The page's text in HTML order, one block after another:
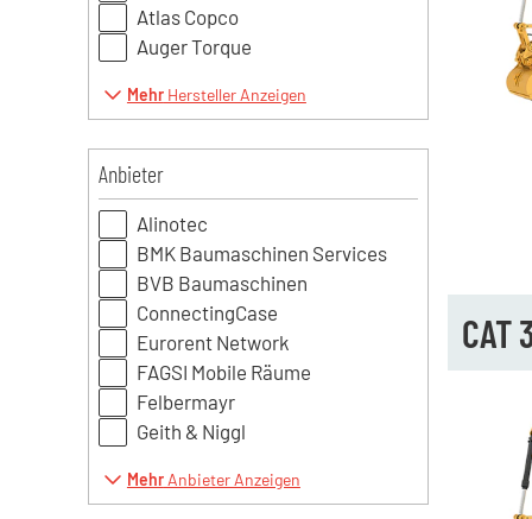
Atlas Copco
Auger Torque
MehrHersteller Anzeigen
Anbieter
Alinotec
BMK Baumaschinen Services
BVB Baumaschinen
ConnectingCase
Eurorent Network
FAGSI Mobile Räume
Felbermayr
Geith & Niggl
MehrAnbieter Anzeigen
CAT